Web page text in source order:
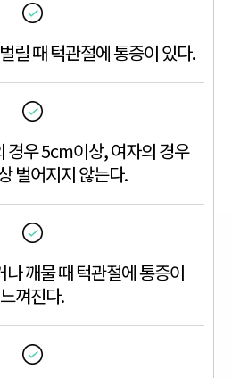
릴 때 턱관절에 통증이 있다.
경우 5cm이상, 여자의 경우
벌어지지 않는다.
깨물 때 턱관절에 통증이
느껴진다.